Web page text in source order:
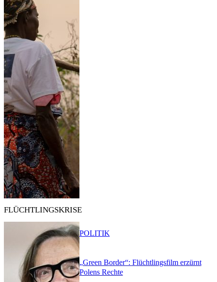
FLÜCHTLINGSKRISE
„Green Border“: Flüchtlingsfilm erzürnt
Polens Rechte
POLITIK